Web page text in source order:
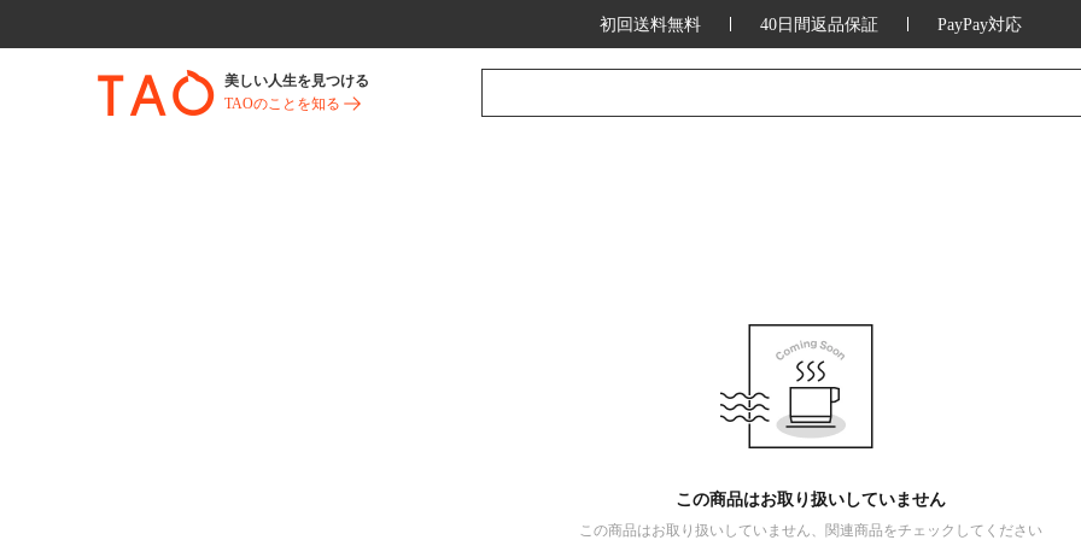
初回送料無料 40日間返品保証 PayPay対応
美しい人生を見つける
TAOのことを知る
この商品はお取り扱いしていません
この商品はお取り扱いしていません、関連商品をチェックしてください